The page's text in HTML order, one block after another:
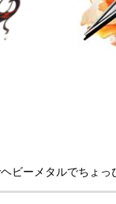
ビーメタルでちょ